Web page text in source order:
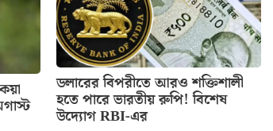
ডলারের বিপরীতে আরও শক্তিশালী
হতে পারে ভারতীয় রুপি! বিশেষ
উদ্যোগ RBI-এর